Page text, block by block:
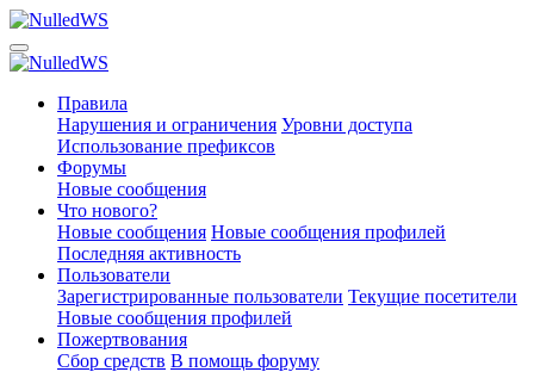
Правила
Нарушения и ограничения Уровни доступа
Использование префиксов
Форумы
Новые сообщения
Что нового?
Новые сообщения Новые сообщения профилей
Последняя активность
Пользователи
Зарегистрированные пользователи Текущие посетители
Новые сообщения профилей
Пожертвования
Сбор средств В помощь форуму